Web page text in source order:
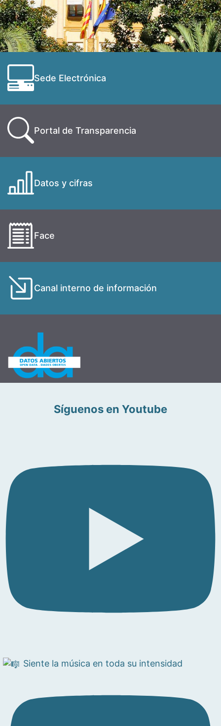
Sede Electrónica
Portal de Transparencia
Datos y cifras
Face
Canal interno de información
Síguenos en Youtube
Siente la música en toda su intensidad